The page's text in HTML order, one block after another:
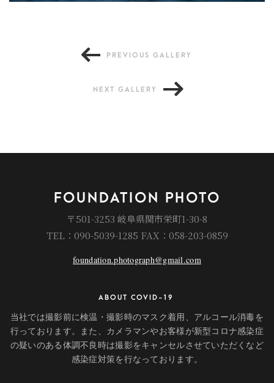
Primis
PREVIOUS GALLERY
NEXT GALLERY
FOUNDATION PHOTO
〒501-3253 岐阜県関市栄町1-30-8
TEL：090-5039-1285 FAX：058-203-0859
foundation.photograph@gmail.com
ABOUT COVID-19
当社では撮影前に検温・撮影時のマスク着用、アルコール消毒を
行っております。また、カメラマンやお客様が新型コロナ感染症
の疑いのある体調不良時は撮影をキャンセルさせていただくなど
感染症対策を行なっております。